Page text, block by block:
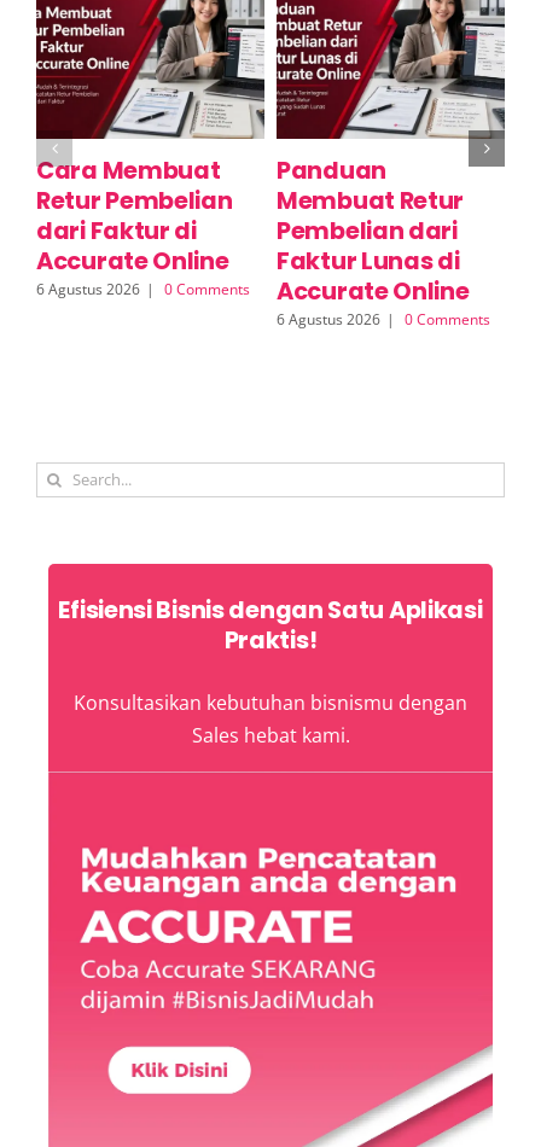
Cara Membuat
Retur Pembelian
dari Faktur di
Accurate Online
6 Agustus 2026 | 0 Comments
Panduan
Membuat Retur
Pembelian dari
Faktur Lunas di
Accurate Online
6 Agustus 2026 | 0 Comments
Search
Efisiensi Bisnis dengan Satu Aplikasi
Praktis!
Konsultasikan kebutuhan bisnismu dengan
Sales hebat kami.